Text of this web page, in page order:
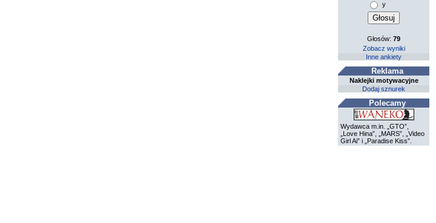
y
Głosów:79
Zobacz wyniki
Inne ankiety
Reklama
Naklejki motywacyjne
Dodaj sznurek
Polecamy
Wydawca m.in. „GTO”,
„Love Hina”, „MARS”, „Video
Girl Ai” i „Paradise Kiss”.